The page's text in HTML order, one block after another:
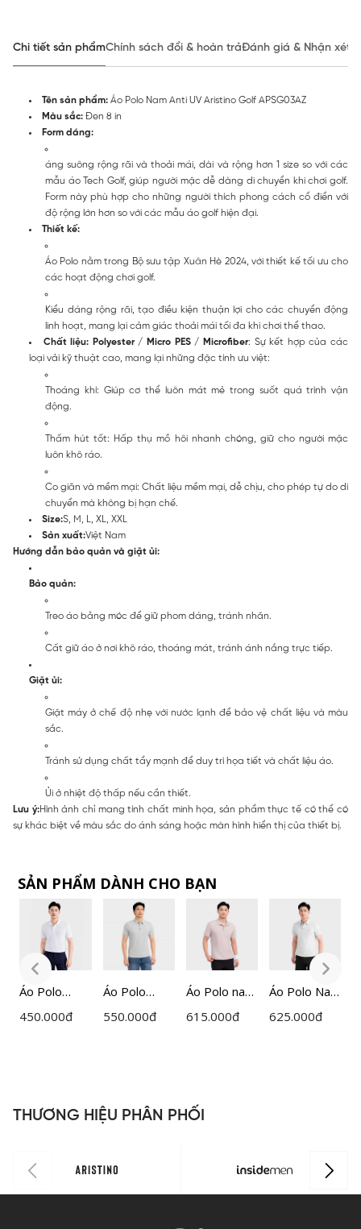
Chi tiết sản phẩmChính sách đổi & hoàn trảĐánh giá & Nhận xét
Tên sản phẩm: Áo Polo Nam Anti UV Aristino Golf APSG03AZ
Màu sắc: Đen 8 in
Form dáng:
áng suông rộng rãi và thoải mái, dài và rộng hơn 1 size so với các
mẫu áo Tech Golf, giúp người mặc dễ dàng di chuyển khi chơi golf.
Form này phù hợp cho những người thích phong cách cổ điển với
độ rộng lớn hơn so với các mẫu áo golf hiện đại.
Thiết kế:
Áo Polo nằm trong Bộ sưu tập Xuân Hè 2024, với thiết kế tối ưu cho
các hoạt động chơi golf.
Kiểu dáng rộng rãi, tạo điều kiện thuận lợi cho các chuyển động
linh hoạt, mang lại cảm giác thoải mái tối đa khi chơi thể thao.
Chất liệu: Polyester / Micro PES / Microfiber: Sự kết hợp của các
loại vải kỹ thuật cao, mang lại những đặc tính ưu việt:
Thoáng khí: Giúp cơ thể luôn mát mẻ trong suốt quá trình vận
động.
Thấm hút tốt: Hấp thụ mồ hôi nhanh chóng, giữ cho người mặc
luôn khô ráo.
Co giãn và mềm mại: Chất liệu mềm mại, dễ chịu, cho phép tự do di
chuyển mà không bị hạn chế.
Size:S, M, L, XL, XXL
Sản xuất:Việt Nam
Hướng dẫn bảo quản và giặt ủi:
Bảo quản:
Treo áo bằng móc để giữ phom dáng, tránh nhăn.
Cất giữ áo ở nơi khô ráo, thoáng mát, tránh ánh nắng trực tiếp.
Giặt ủi:
Giặt máy ở chế độ nhẹ với nước lạnh để bảo vệ chất liệu và màu
sắc.
Tránh sử dụng chất tẩy mạnh để duy trì họa tiết và chất liệu áo.
Ủi ở nhiệt độ thấp nếu cần thiết.
Lưu ý:Hình ảnh chỉ mang tính chất minh họa, sản phẩm thực tế có thể có
sự khác biệt về màu sắc do ánh sáng hoặc màn hình hiển thị của thiết bị.
SẢN PHẨM DÀNH CHO BẠN
Áo Polo
Ngắn Tay
450.000đ
Áo Polo
ngắn tay
Regular Fit
550.000đ
Áo Polo nam
ngắn tay
615.000đ
Áo Polo Nam
Xanh Lá Mạ
625.000đ
THƯƠNG HIỆU PHÂN PHỐI